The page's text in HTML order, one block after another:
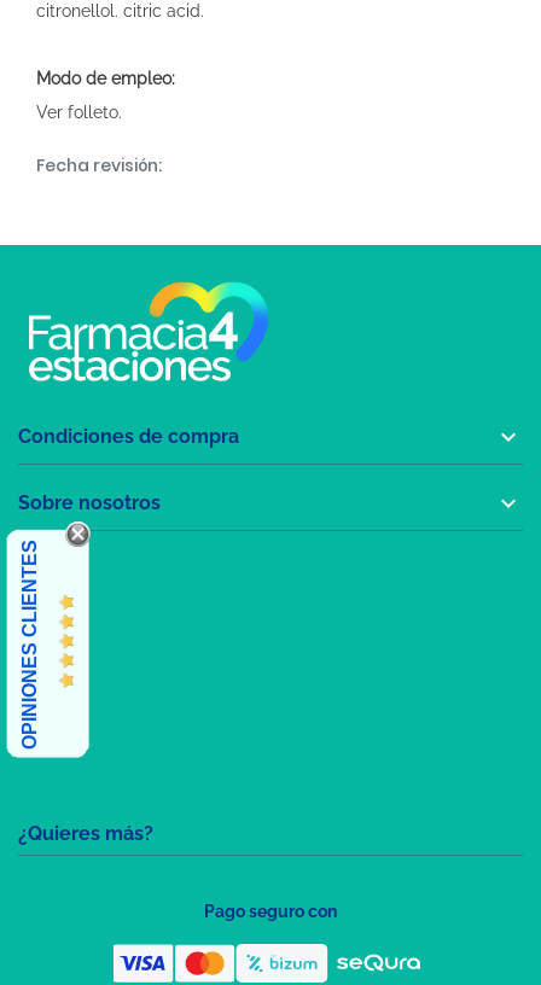
citronellol. citric acid.
Modo de empleo:
Ver folleto.
Fecha revisión:
¿Quieres más?
Condiciones de compra 
Sobre nosotros 
OPINIONES CLIENTES
Pago seguro con